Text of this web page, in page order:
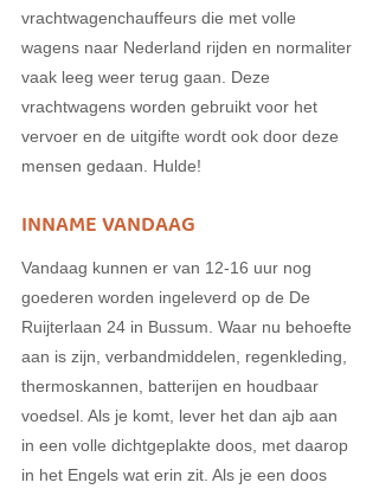
vrachtwagenchauffeurs die met volle
wagens naar Nederland rijden en normaliter
vaak leeg weer terug gaan. Deze
vrachtwagens worden gebruikt voor het
vervoer en de uitgifte wordt ook door deze
mensen gedaan. Hulde!
INNAME VANDAAG
Vandaag kunnen er van 12-16 uur nog
goederen worden ingeleverd op de De
Ruijterlaan 24 in Bussum. Waar nu behoefte
aan is zijn, verbandmiddelen, regenkleding,
thermoskannen, batterijen en houdbaar
voedsel. Als je komt, lever het dan ajb aan
in een volle dichtgeplakte doos, met daarop
in het Engels wat erin zit. Als je een doos